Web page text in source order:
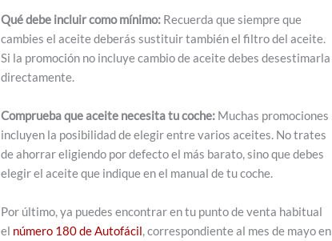
Qué debe incluir como mínimo:Recuerda que siempre que
cambies el aceite deberás sustituir también el filtro del aceite.
Si la promoción no incluye cambio de aceite debes desestimarla
directamente.
Comprueba que aceite necesita tu coche:Muchas promociones
incluyen la posibilidad de elegir entre varios aceites. No trates
de ahorrar eligiendo por defecto el más barato, sino que debes
elegir el aceite que indique en el manual de tu coche.
Por último, ya puedes encontrar en tu punto de venta habitual
el número 180 de Autofácil, correspondiente al mes de mayo en